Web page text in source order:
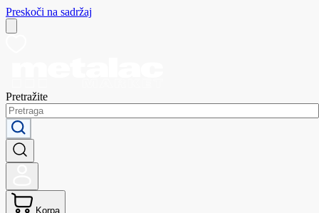
Preskoči na sadržaj
Pretražite
Korpa